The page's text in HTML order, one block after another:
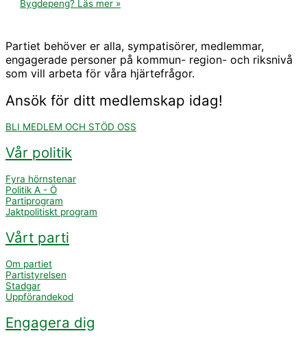
Bygdepeng? Läs mer »
Partiet behöver er alla, sympatisörer, medlemmar,
engagerade personer på kommun- region- och riksnivå
som vill arbeta för våra hjärtefrågor.
Ansök för ditt medlemskap idag!
BLI MEDLEM OCH STÖD OSS
Vår politik
Fyra hörnstenar
Politik A - Ö
Partiprogram
Jaktpolitiskt program
Vårt parti
Om partiet
Partistyrelsen
Stadgar
Uppförandekod
Engagera dig